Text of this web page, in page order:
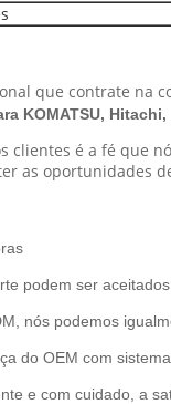
que contrate na
KOMATSU,
é a fé que
as oportunidades
podem ser
nós podemos
do OEM com
e com cuidado, a